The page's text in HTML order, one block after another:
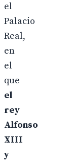
el
Palacio
Real,
en
el
que
el
rey
Alfonso
XIII
y